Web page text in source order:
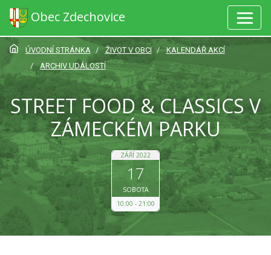
Obec Zdechovice
ÚVODNÍ STRÁNKA ŽIVOT V OBCI
KALENDÁŘ AKCÍ
ARCHIV UDÁLOSTÍ
STREET FOOD & CLASSICS V
ZÁMECKÉM PARKU
ZÁŘÍ 2022
17
SOBOTA
10:00
21:00